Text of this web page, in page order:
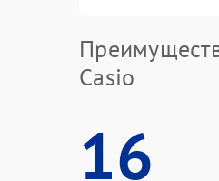
Casio
16